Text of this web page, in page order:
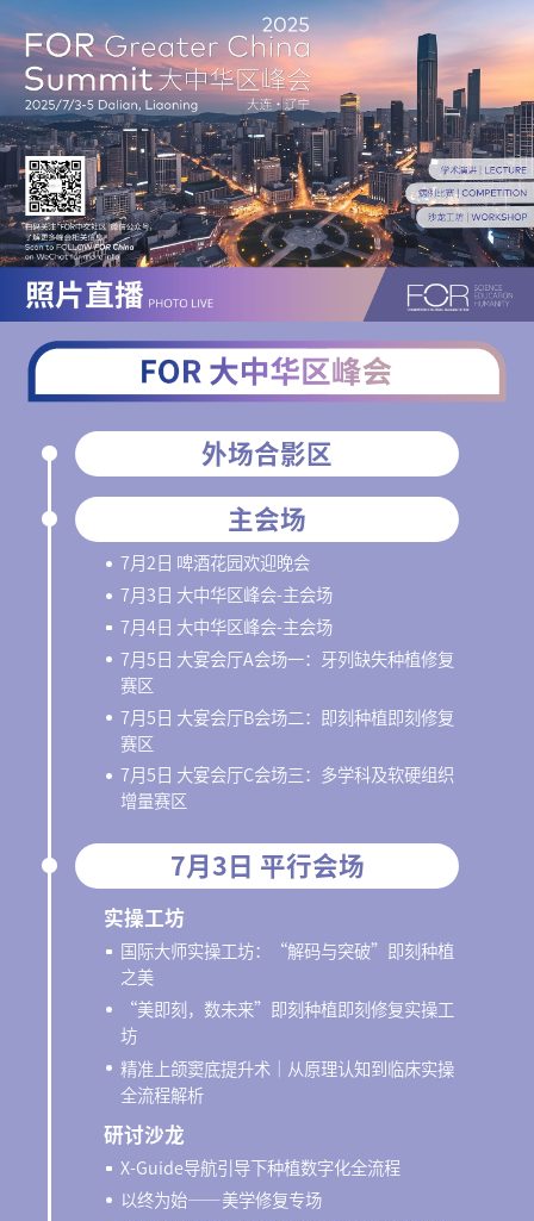
外场合影区
主会场
7月2日 啤酒花园欢迎晚会
7月3日 大中华区峰会-主会场
7月4日 大中华区峰会-主会场
7月5日 大宴会厅A会场一：牙列缺失种植修复
赛区
7月5日 大宴会厅B会场二：即刻种植即刻修复
赛区
7月5日 大宴会厅C会场三：多学科及软硬组织
增量赛区
7月3日 平行会场
实操工坊
国际大师实操工坊：“解码与突破”即刻种植
之美
“美即刻，数未来”即刻种植即刻修复实操工
坊
精准上颌窦底提升术｜从原理认知到临床实操
全流程解析
研讨沙龙
X-Guide导航引导下种植数字化全流程
以终为始——美学修复专场